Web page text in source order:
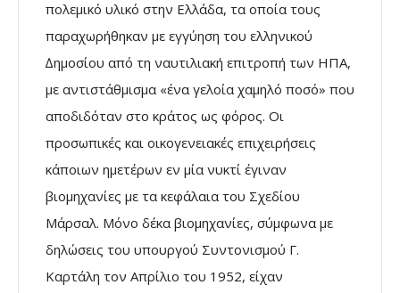
πολεµικό υλικό στην Ελλάδα, τα οποία τους
παραχωρήθηκαν µε εγγύηση του ελληνικού
∆ηµοσίου από τη ναυτιλιακή επιτροπή των ΗΠΑ,
µε αντιστάθµισµα «ένα γελοία χαµηλό ποσό» που
αποδιδόταν στο κράτος ως φόρος. Οι
προσωπικές και οικογενειακές επιχειρήσεις
κάποιων ηµετέρων εν µία νυκτί έγιναν
βιοµηχανίες µε τα κεφάλαια του Σχεδίου
Μάρσαλ. Μόνο δέκα βιοµηχανίες, σύµφωνα µε
δηλώσεις του υπουργού Συντονισµού Γ.
Καρτάλη τον Απρίλιο του 1952, είχαν